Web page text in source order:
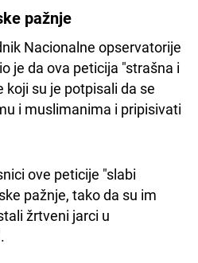
pažnje
Nacionalne opservatorije
je da ova peticija "strašna i
koji su je potpisali da se
i muslimanima i pripisivati
ove peticije "slabi
pažnje, tako da su im
žrtveni jarci u